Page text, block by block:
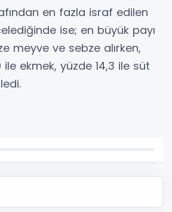
en fazla israf edilen
ise; en büyük payı
meyve ve sebze alırken,
ekmek, yüzde 14,3 ile süt